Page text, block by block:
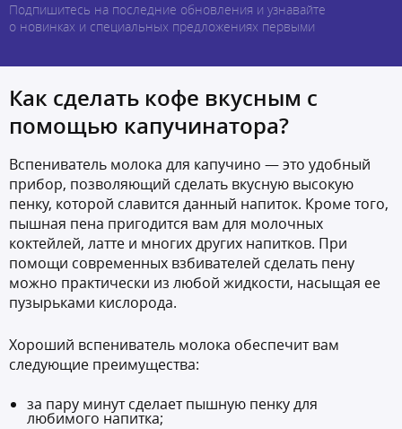
Подпишитесь на последние обновления и узнавайте
о новинках и специальных предложениях первыми
Как сделать кофе вкусным с
помощью капучинатора?
Вспениватель молока для капучино — это удобный
прибор, позволяющий сделать вкусную высокую
пенку, которой славится данный напиток. Кроме того,
пышная пена пригодится вам для молочных
коктейлей, латте и многих других напитков. При
помощи современных взбивателей сделать пену
можно практически из любой жидкости, насыщая ее
пузырьками кислорода.
Хороший вспениватель молока обеспечит вам
следующие преимущества:
за пару минут сделает пышную пенку для
любимого напитка;